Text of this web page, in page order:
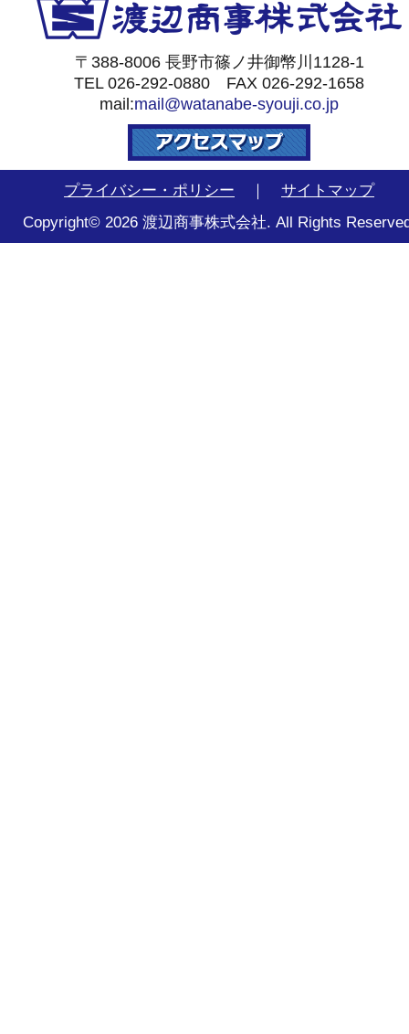
〒388-8006 長野市篠ノ井御幣川1128-1
TEL 026-292-0880 FAX 026-292-1658
mail:mail@watanabe-syouji.co.jp
プライバシー・ポリシー ｜ サイトマップ
Copyright© 2026 渡辺商事株式会社. All Rights